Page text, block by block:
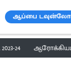
ஆப்பை
24